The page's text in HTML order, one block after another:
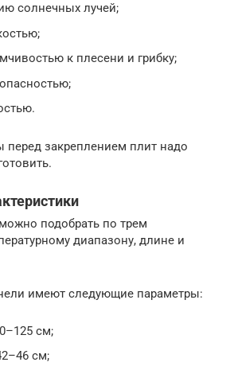
солнечных лучей;
к плесени и грибку;
перед закреплением плит надо
подобрать по трем
диапазону, длине и
имеют следующие параметры:
см;
см;